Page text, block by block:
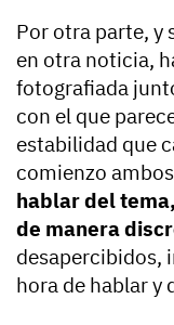
Por otra parte, y
en otra noticia,
fotografiada
con el que
estabilidad que
comienzo ambos
hablar del
de manera
desapercibidos,
hora de hablar y